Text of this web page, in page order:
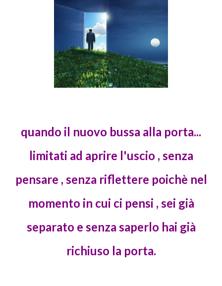
quando il nuovo bussa alla porta...
limitati ad aprire l'uscio , senza
pensare , senza riflettere poichè nel
momento in cui ci pensi , sei già
separato e senza saperlo hai già
richiuso la porta.